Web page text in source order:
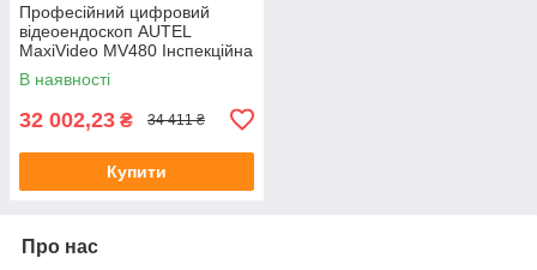
Професійний цифровий
відеоендоскоп AUTEL
MaxiVideo MV480 Інспекційна
камера
В наявності
32 002,23 ₴ 34 411 ₴
Купити
Про нас